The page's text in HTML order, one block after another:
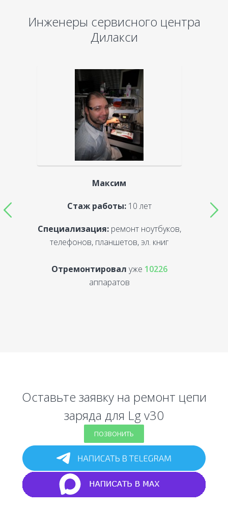
Инженеры сервисного центра
Дилакси
Максим
Стаж работы:10 лет
Специализация:ремонт ноутбуков,
телефонов, планшетов, эл. книг
Отремонтировал уже 10226
аппаратов
Оставьте заявку на ремонт цепи
заряда для Lg v30
ПОЗВОНИТЬ